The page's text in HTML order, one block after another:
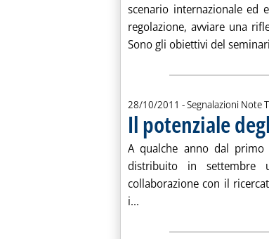
scenario internazionale ed
regolazione, avviare una
Sono gli obiettivi del
28/10/2011 - Segnalazioni Note
Il potenziale
A qualche anno dal
distribuito in settembre
collaborazione con il
i...